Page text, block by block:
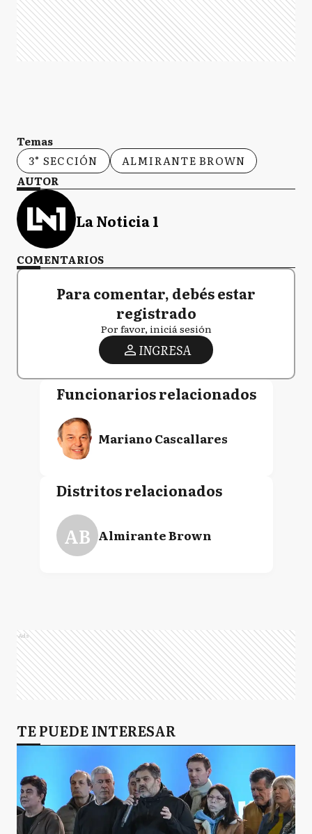
Temas
3° SECCIÓN
ALMIRANTE BROWN
AUTOR
La Noticia 1
COMENTARIOS
Para comentar, debés estar
registrado
Por favor, iniciá sesión
INGRESA
Funcionarios relacionados
Mariano Cascallares
Distritos relacionados
AB Almirante Brown
Ads
TE PUEDE INTERESAR